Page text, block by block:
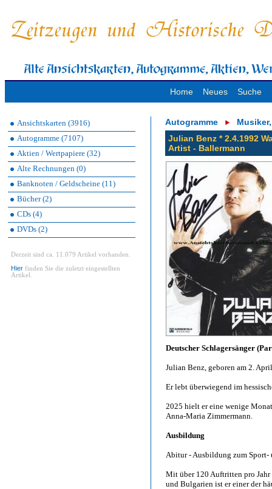
Home Neues Suche
Ansichtskarten (3916)
Autogramme (7107)
Aktien / Wertpapiere (32)
Alte Rechnungen (0)
Banknoten / Geldscheine (11)
Bücher (2)
CDs (4)
DVDs (2)
Derzeit sind ca. 11.079 Artikel vorhanden.
Hier finden Sie die zuletzt eingestellten
Artikel.
Autogramme
Julian Benz * 2.4.1992
Artist - Ballermann
Deutscher Schlagersänger
Julian Benz, geboren am 2.
Er lebt überwiegend im
2025 hielt er eine wenige
Anna-Maria Zimmermann.
Ausbildung
Abitur - Ausbildung zum Sport-
Mit über 120 Auftritten pro Jahr
und Bulgarien ist er einer der